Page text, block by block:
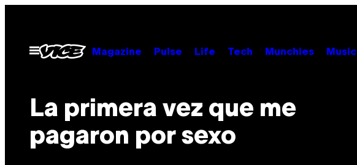
contenido
Abrir
Menú
Magazine Pulse Life Tech Munchies Music
La primera vez que me
pagaron por sexo